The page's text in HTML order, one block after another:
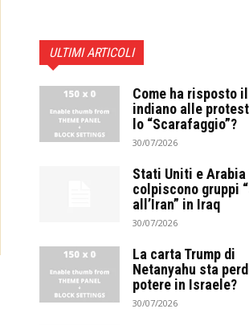
ULTIMI ARTICOLI
Come ha risposto
indiano alle
lo “Scarafaggio”?
30/07/2026
Stati Uniti e Arabia
colpiscono gruppi
all’Iran” in Iraq
30/07/2026
La carta Trump di
Netanyahu sta
potere in Israele?
30/07/2026